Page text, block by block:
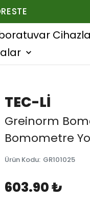
TEC-Lİ
Greinorm
Bomometre
Ürün Kodu: GR101025
603.90 ₺